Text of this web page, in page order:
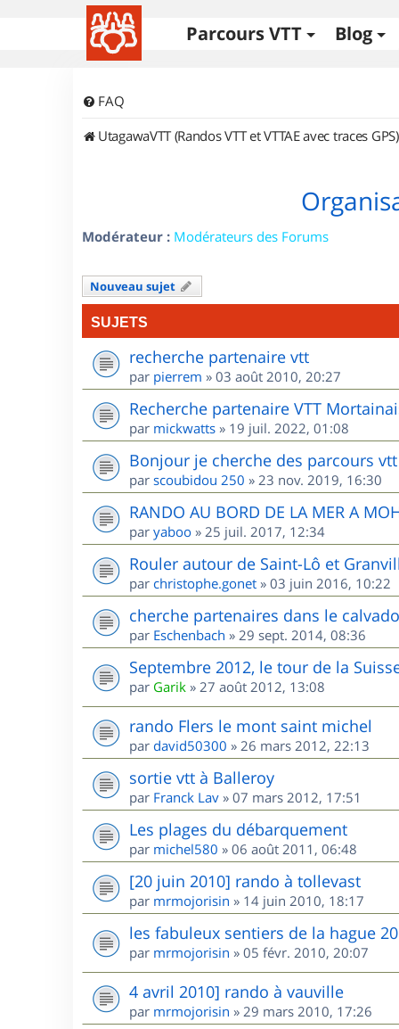
Parcours VTT Blog
FAQ
UtagawaVTT (Randos VTT et VTTAE avec traces GPS)
Modérateur : Modérateurs des Forums
Nouveau sujet
SUJETS
recherche partenaire vtt
par pierrem » 03 août 2010, 20:27
Recherche partenaire VTT
par mickwatts » 19 juil. 2022, 01:08
Bonjour je cherche des parcours
par scoubidou 250 » 23 nov. 2019, 16:30
RANDO AU BORD DE LA MER A
par yaboo » 25 juil. 2017, 12:34
Rouler autour de Saint-Lô et
par christophe.gonet » 03 juin 2016, 10:22
cherche partenaires dans le
par Eschenbach » 29 sept. 2014, 08:36
Septembre 2012, le tour de la
par Garik » 27 août 2012, 13:08
rando Flers le mont saint michel
par david50300 » 26 mars 2012, 22:13
sortie vtt à Balleroy
par Franck Lav » 07 mars 2012, 17:51
Les plages du débarquement
par michel580 » 06 août 2011, 06:48
[20 juin 2010] rando à tollevast
par mrmojorisin » 14 juin 2010, 18:17
les fabuleux sentiers de la hague
par mrmojorisin » 05 févr. 2010, 20:07
4 avril 2010] rando à vauville
par mrmojorisin » 29 mars 2010, 17:26